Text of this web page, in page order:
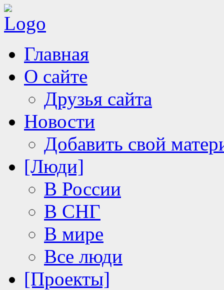
Главная
О сайте
Друзья сайта
Новости
Добавить свой
[Люди]
В России
В СНГ
В мире
Все люди
[Проекты]